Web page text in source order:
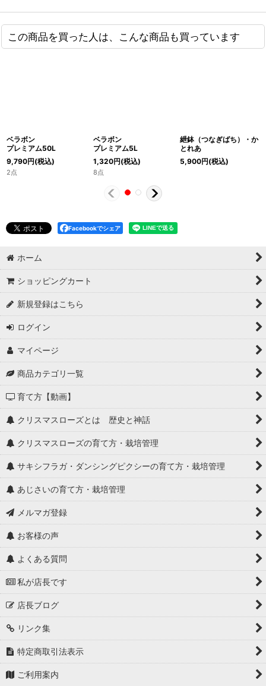
この商品を買った人は、こんな商品も買っています
ベラボン
プレミアム50L
9,790円(税込)
2点
ベラボン
プレミアム5L
1,320円(税込)
8点
紲鉢（つなぎばち）・か
とれあ
5,900円(税込)
Facebookでシェア
ホーム
ショッピングカート
新規登録はこちら
ログイン
マイページ
商品カテゴリ一覧
育て方【動画】
クリスマスローズとは 歴史と神話
クリスマスローズの育て方・栽培管理
サキシフラガ・ダンシングピクシーの育て方・栽培管理
あじさいの育て方・栽培管理
メルマガ登録
お客様の声
よくある質問
私が店長です
店長ブログ
リンク集
特定商取引法表示
ご利用案内